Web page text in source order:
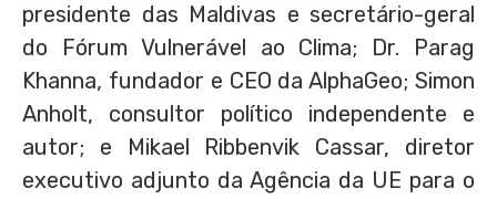
presidente das Maldivas e secretário-geral
do Fórum Vulnerável ao Clima; Dr. Parag
Khanna, fundador e CEO da AlphaGeo; Simon
Anholt, consultor político independente e
autor; e Mikael Ribbenvik Cassar, diretor
executivo adjunto da Agência da UE para o